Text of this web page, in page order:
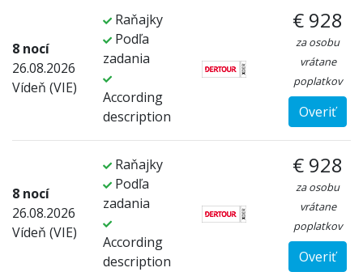
8 nocí
26.08.2026
Vídeň (VIE)
Raňajky
Podľa
zadania
According
description
€ 928
za osobu
vrátane
poplatkov
Overiť
8 nocí
26.08.2026
Vídeň (VIE)
Raňajky
Podľa
zadania
According
description
€ 928
za osobu
vrátane
poplatkov
Overiť